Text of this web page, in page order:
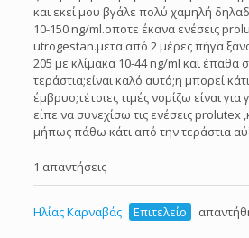
και εκεί μου βγάλε πολύ χαμηλή
10-150 ng/ml.οποτε έκανα ενέσεις
utrogestan.μετα από 2 μέρες πήγα
205 με κλίμακα 10-44 ng/ml και έπαθα
τεράστια;είναι καλό αυτό;η μπορεί
έμβρυο;τέτοιες τιμές νομίζω είναι
είπε να συνεχίσω τις ενέσεις prolutex
μήπως πάθω κάτι από την τεράστια
1 απαντήσεις
Ηλίας Καρναβάς Επιτελείο